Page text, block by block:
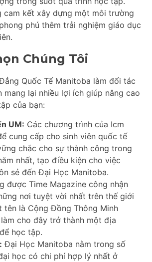
cam kết xây dựng một môi trường
phú thêm trải nghiệm giáo dục
Chúng Tôi
Quốc Tế Manitoba làm đối tác
mang lại nhiều lợi ích giúp nâng cao
của bạn:
UM: Các chương trình của Icm
cung cấp cho sinh viên quốc tế
chắc cho sự thành công trong
nhất, tạo điều kiện cho việc
sẻ đến Đại Học Manitoba.
được Time Magazine công nhận
nơi tuyệt vời nhất trên thế giới
tên là Cộng Đồng Thông Minh
cho đây trở thành một địa
học tập.
Đại Học Manitoba nằm trong số
học có chi phí hợp lý nhất ở